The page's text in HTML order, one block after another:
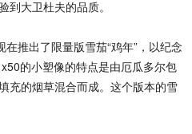
到大卫杜夫的品质。
推出了限量版雪茄“鸡年”，以纪念
的小塑像的特点是由厄瓜多尔包
充的烟草混合而成。这个版本的雪